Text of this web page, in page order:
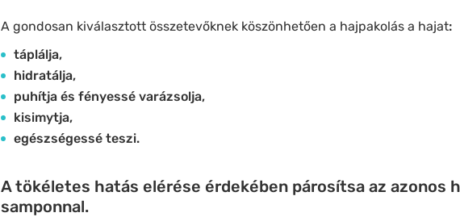
A gondosan kiválasztott összetevőknek köszönhetően a hajpakolás a hajat:
táplálja,
hidratálja,
puhítja és fényessé varázsolja,
kisimytja,
egészségessé teszi.
A tökéletes hatás elérése érdekében párosítsa az azonos
samponnal.